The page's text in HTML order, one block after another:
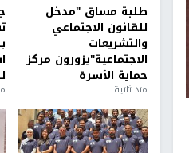
طلبة مساق "مدخل
للقانون الاجتماعي
والتشريعات
الاجتماعية"يزورون مركز
حماية الأسرة
منذ ثانية